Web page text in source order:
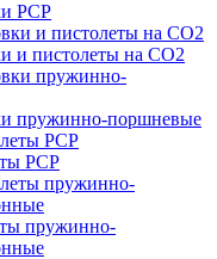
PCP
и пистолеты на CO2
пружинно-поршневые
PCP
пружинно-